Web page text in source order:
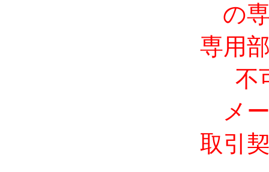
の
専用
不
メ
取引